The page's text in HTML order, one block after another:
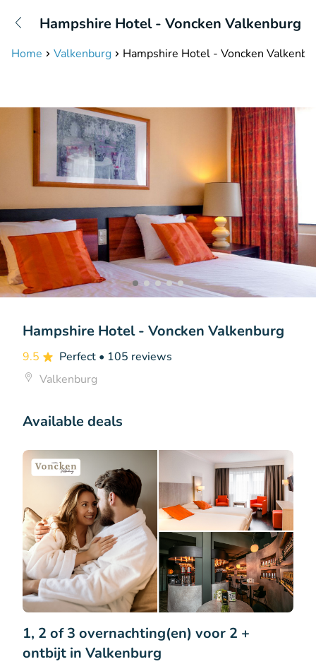
Available until 23:00
Hampshire Hotel - Voncken Valkenburg
Home Valkenburg Hampshire Hotel - Voncken
Hampshire Hotel - Voncken Valkenburg
9.5 Perfect • 105 reviews
Valkenburg
Available deals
1, 2 of 3 overnachting(en) voor 2 +
ontbijt in Valkenburg